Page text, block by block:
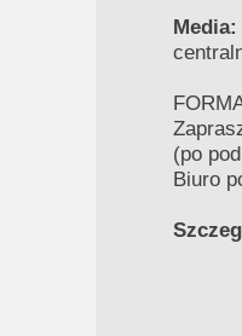
(po
Biuro